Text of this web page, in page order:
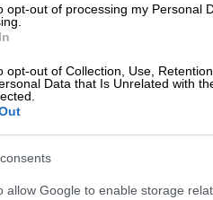
opt-out of processing my Personal
opt-out of Collection, Use,
Data that Is Unrelated with
allow Google to enable storage
video